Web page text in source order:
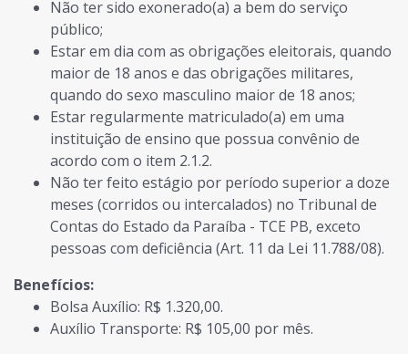
Não ter sido exonerado(a) a bem do serviço
público;
Estar em dia com as obrigações eleitorais, quando
maior de 18 anos e das obrigações militares,
quando do sexo masculino maior de 18 anos;
Estar regularmente matriculado(a) em uma
instituição de ensino que possua convênio de
acordo com o item 2.1.2.
Não ter feito estágio por período superior a doze
meses (corridos ou intercalados) no Tribunal de
Contas do Estado da Paraíba - TCE PB, exceto
pessoas com deficiência (Art. 11 da Lei 11.788/08).
Benefícios:
Bolsa Auxílio: R$ 1.320,00.
Auxílio Transporte: R$ 105,00 por mês.